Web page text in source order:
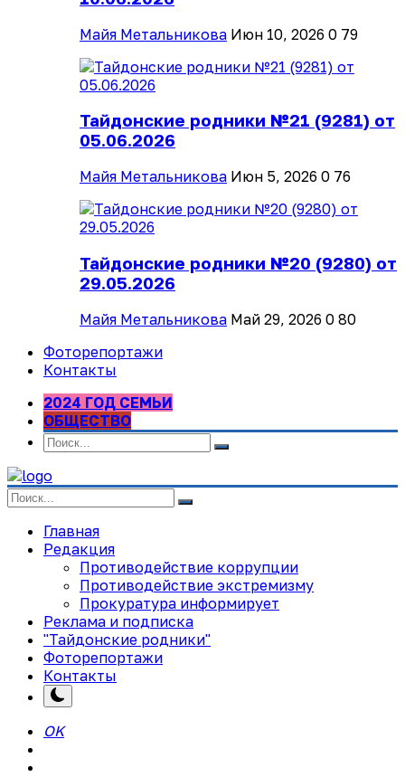
Майя Метальникова Июн 10, 2026 0 79
Тайдонские родники №21 (9281) от
05.06.2026
Майя Метальникова Июн 5, 2026 0 76
Тайдонские родники №20 (9280) от
29.05.2026
Майя Метальникова Май 29, 2026 0 80
Фоторепортажи
Контакты
2024 ГОД СЕМЬИ
ОБЩЕСТВО
Главная
Редакция
Противодействие коррупции
Противодействие экстремизму
Прокуратура информирует
Реклама и подписка
"Тайдонские родники"
Фоторепортажи
Контакты
OK